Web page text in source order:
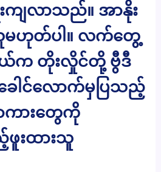
းကျလာသည်။ အာနိုး
ဟုတ်ပါ။ လက်တွေ့
ယ်က တိုးလှိုင်တို့ ဗွီဒီ
ါင်လောက်မှပြသည့်
ာကားတွေကို
းထားသူ